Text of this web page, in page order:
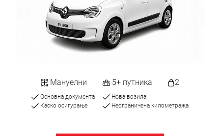
Мануелни 5+ путника 2
Основна документа
Каско осигурање
Нова возила
Неограничена километража